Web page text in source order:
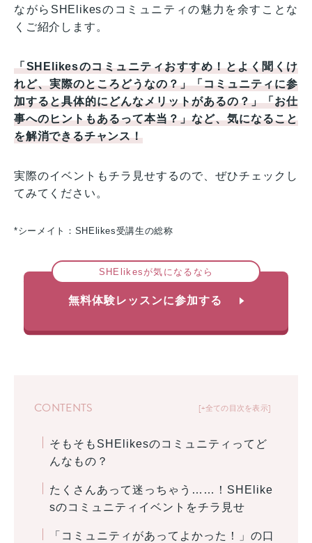
ながらSHElikesのコミュニティの魅力を余すことな
くご紹介します。
「SHElikesのコミュニティおすすめ！とよく聞くけ
れど、実際のところどうなの？」「コミュニティに参
加すると具体的にどんなメリットがあるの？」「お仕
事へのヒントもあるって本当？」など、気になること
を解消できるチャンス！
実際のイベントもチラ見せするので、ぜひチェックし
てみてください。
*シーメイト：SHElikes受講生の総称
SHElikesが気になるなら
無料体験レッスンに参加する
+全ての目次を表示
CONTENTS
そもそもSHElikesのコミュニティってど
んなもの？
たくさんあって迷っちゃう……！SHElike
sのコミュニティイベントをチラ見せ
「コミュニティがあってよかった！」の口